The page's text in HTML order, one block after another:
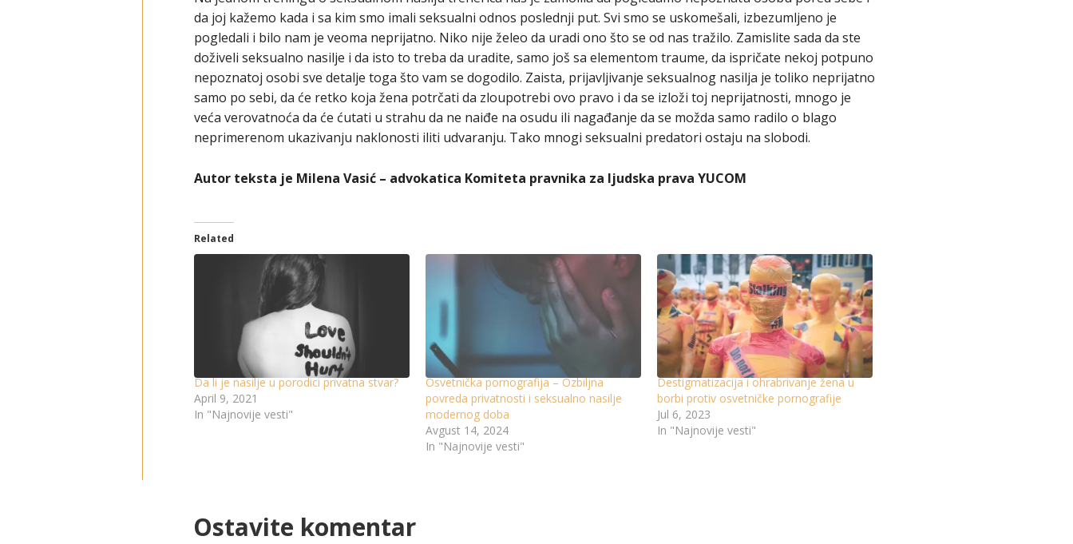
da joj kažemo kada i sa kim smo imali seksualni odnos poslednji put. Svi smo se uskomešali, izbezumljeno je
pogledali i bilo nam je veoma neprijatno. Niko nije želeo da uradi ono što se od nas tražilo. Zamislite sada da ste
doživeli seksualno nasilje i da isto to treba da uradite, samo još sa elementom traume, da ispričate nekoj potpuno
nepoznatoj osobi sve detalje toga što vam se dogodilo. Zaista, prijavljivanje seksualnog nasilja je toliko neprijatno
samo po sebi, da će retko koja žena potrčati da zloupotrebi ovo pravo i da se izloži toj neprijatnosti, mnogo je
veća verovatnoća da će ćutati u strahu da ne naiđe na osudu ili nagađanje da se možda samo radilo o blago
neprimerenom ukazivanju naklonosti iliti udvaranju. Tako mnogi seksualni predatori ostaju na slobodi.
Autor teksta je Milena Vasić – advokatica Komiteta pravnika za ljudska prava YUCOM
Related
Da li je nasilje u porodici privatna stvar?
April 9, 2021
In "Najnovije vesti"
Osvetnička pornografija – Ozbiljna
povreda privatnosti i seksualno nasilje
modernog doba
Avgust 14, 2024
In "Najnovije vesti"
Destigmatizacija i ohrabrivanje žena u
borbi protiv osvetničke pornografije
Jul 6, 2023
In "Najnovije vesti"
Ostavite komentar